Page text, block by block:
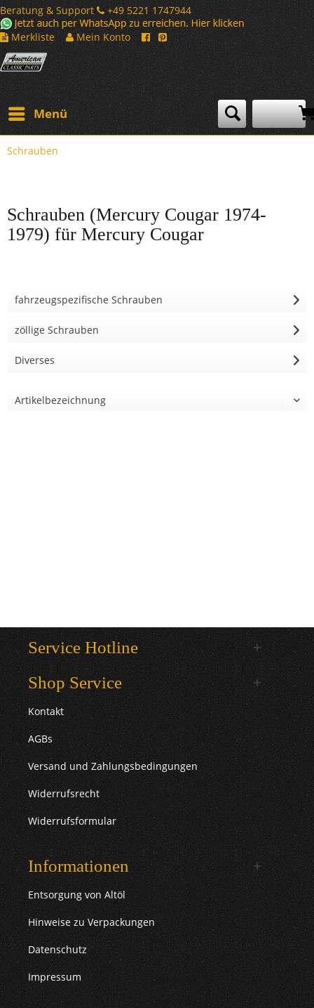
Beratung & Support
+49 5221 1747944
Merkliste
Mein Konto
Menü
Schrauben
Schrauben (Mercury Cougar 1974-
1979) für Mercury Cougar
fahrzeugspezifische Schrauben
zöllige Schrauben
Diverses
Service Hotline
Shop Service
Kontakt
AGBs
Versand und Zahlungsbedingungen
Widerrufsrecht
Widerrufsformular
Informationen
Entsorgung von Altöl
Hinweise zu Verpackungen
Datenschutz
Impressum